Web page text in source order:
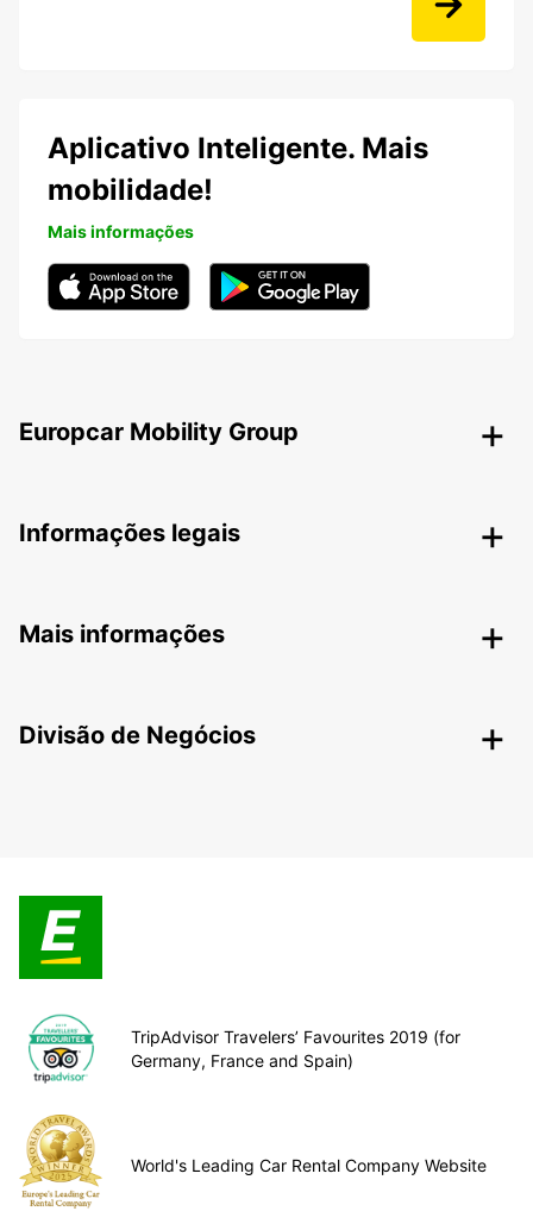
Aplicativo Inteligente. Mais
mobilidade!
Mais informações
Europcar Mobility Group
Informações legais
Mais informações
Divisão de Negócios
TripAdvisor Travelers’ Favourites 2019 (for
Germany, France and Spain)
World's Leading Car Rental Company Website